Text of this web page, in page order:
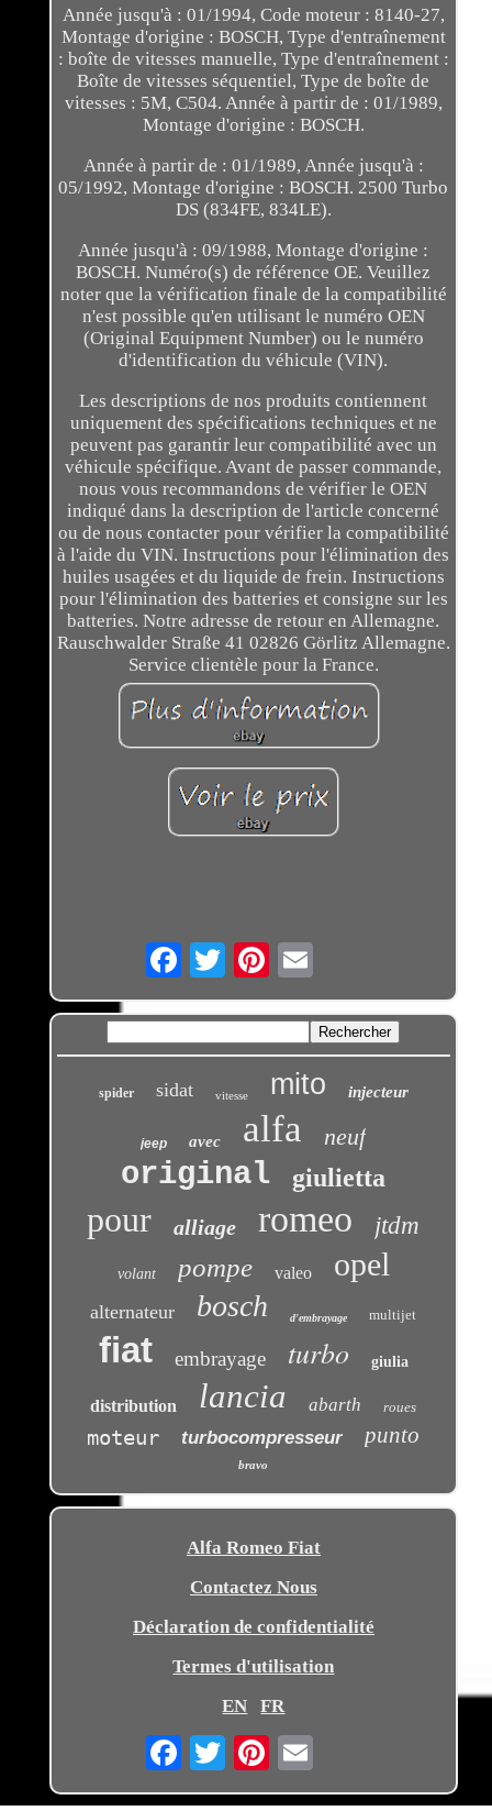
Année jusqu'à : 01/1994, Code moteur : 8140-27,
Montage d'origine : BOSCH, Type d'entraînement
: boîte de vitesses manuelle, Type d'entraînement :
Boîte de vitesses séquentiel, Type de boîte de
vitesses : 5M, C504. Année à partir de : 01/1989,
Montage d'origine : BOSCH.
Année à partir de : 01/1989, Année jusqu'à :
05/1992, Montage d'origine : BOSCH. 2500 Turbo
DS (834FE, 834LE).
Année jusqu'à : 09/1988, Montage d'origine :
BOSCH. Numéro(s) de référence OE. Veuillez
noter que la vérification finale de la compatibilité
n'est possible qu'en utilisant le numéro OEN
(Original Equipment Number) ou le numéro
d'identification du véhicule (VIN).
Les descriptions de nos produits contiennent
uniquement des spécifications techniques et ne
peuvent pas garantir leur compatibilité avec un
véhicule spécifique. Avant de passer commande,
nous vous recommandons de vérifier le OEN
indiqué dans la description de l'article concerné
ou de nous contacter pour vérifier la compatibilité
à l'aide du VIN. Instructions pour l'élimination des
huiles usagées et du liquide de frein. Instructions
pour l'élimination des batteries et consigne sur les
batteries. Notre adresse de retour en Allemagne.
Rauschwalder Straße 41 02826 Görlitz Allemagne.
Service clientèle pour la France.
Email
spider sidat vitesse mito injecteur
jeep avec alfa neuf
original giulietta
pour alliage romeo jtdm
volant pompe valeo opel
alternateur bosch d'embrayage multijet
fiat embrayage turbo giulia
distribution lancia abarth roues
moteur turbocompresseur punto
bravo
Alfa Romeo Fiat
Contactez Nous
Déclaration de confidentialité
Termes d'utilisation
EN
FR